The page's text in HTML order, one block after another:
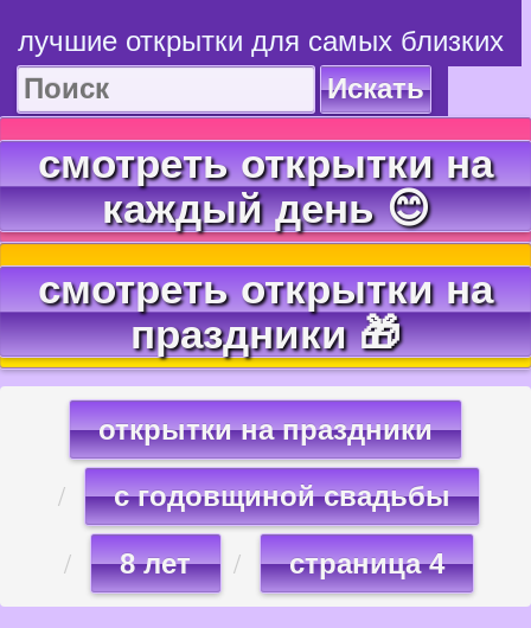
лучшие открытки для самых близких
Искать
смотреть открытки на
каждый день 😊
смотреть открытки на
праздники 🎁
открытки на праздники
с годовщиной свадьбы
8 лет страница 4